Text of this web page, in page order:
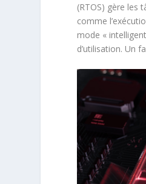
(RTOS) gère les
comme
mode «
d’utilisation. Un